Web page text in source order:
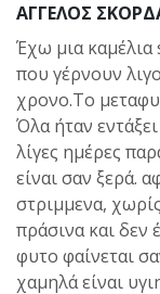
ΑΓΓΕΛΟΣ
Έχω μια καμέλια
που γέρνουν
χρονο.Το
Όλα ήταν
λίγες ημέρες
είναι σαν ξερά.
στριμμενα,
πράσινα και δεν
φυτο φαίνεται
χαμηλά είναι